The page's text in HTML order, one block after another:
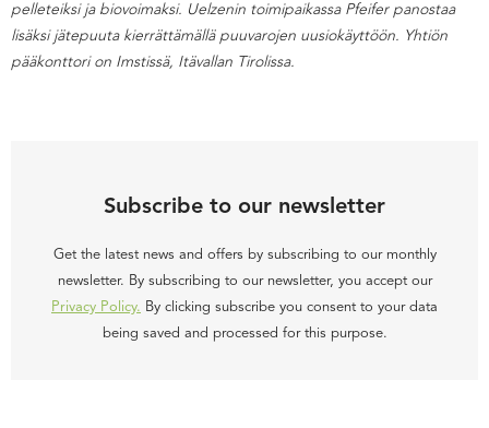
pelleteiksi ja biovoimaksi. Uelzenin toimipaikassa Pfeifer panostaa
lisäksi jätepuuta kierrättämällä puuvarojen uusiokäyttöön. Yhtiön
pääkonttori on Imstissä, Itävallan Tirolissa.
Subscribe to our newsletter
Get the latest news and offers by subscribing to our monthly
newsletter. By subscribing to our newsletter, you accept our
Privacy Policy. By clicking subscribe you consent to your data
being saved and processed for this purpose.